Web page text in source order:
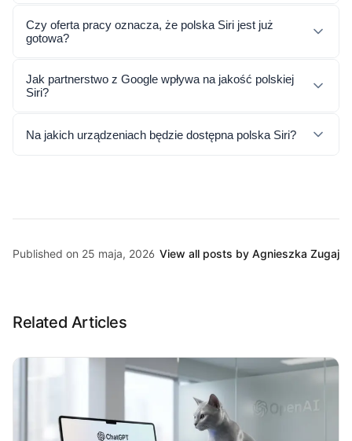
Czy oferta pracy oznacza, że polska Siri jest już
gotowa?
Jak partnerstwo z Google wpływa na jakość polskiej
Siri?
Na jakich urządzeniach będzie dostępna polska Siri?
Published on 25 maja, 2026 View all posts by Agnieszka Zugaj
Related Articles